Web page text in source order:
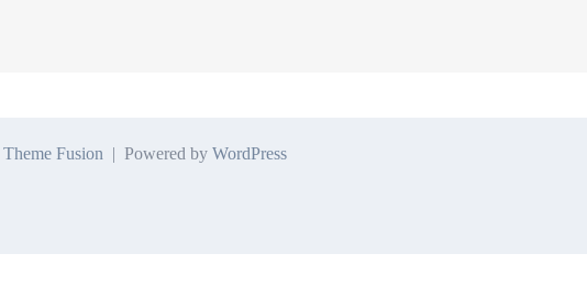
Theme Fusion | Powered by WordPress